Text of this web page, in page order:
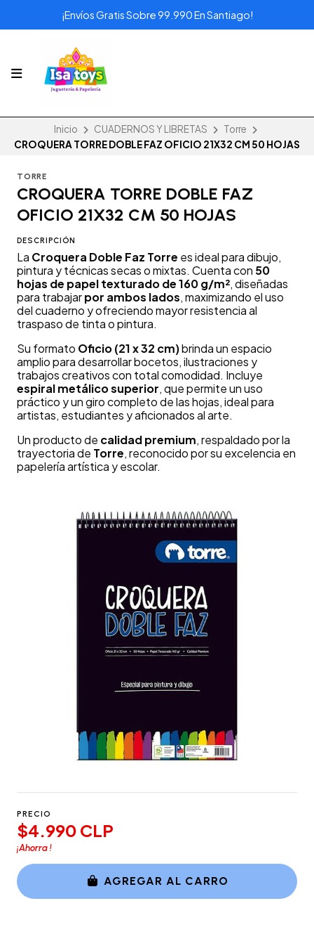
¡Envíos Gratis Sobre 99.990 En Santiago!
Inicio CUADERNOS Y LIBRETAS
Torre
CROQUERA TORRE DOBLE FAZ OFICIO 21X32 CM 50 HOJAS
TORRE
CROQUERA TORRE DOBLE FAZ
OFICIO 21X32 CM 50 HOJAS
DESCRIPCIÓN
La Croquera Doble Faz Torre es ideal para dibujo,
pintura y técnicas secas o mixtas. Cuenta con 50
hojas de papel texturado de 160 g/m², diseñadas
para trabajarpor ambos lados, maximizando el uso
del cuaderno y ofreciendo mayor resistencia al
traspaso de tinta o pintura.
Su formato Oficio (21 x 32 cm)brinda un espacio
amplio para desarrollar bocetos, ilustraciones y
trabajos creativos con total comodidad. Incluye
espiral metálico superior, que permite un uso
práctico y un giro completo de las hojas, ideal para
artistas, estudiantes y aficionados al arte.
Un producto de calidad premium, respaldado por la
trayectoria de Torre, reconocido por su excelencia en
papelería artística y escolar.
PRECIO
$4.990 CLP
¡Ahorra!
AGREGAR AL CARRO